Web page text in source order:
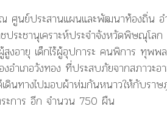
พิษณุโลก
ศูนย์ประสานแผนและพัฒนาท้องถิ่น
ประชานุเคราะห์ประจำจังหวัดพิษณุโ
อายุ เด็กไร้ผู้อุปการะ คนพิการ ทุพพ
อำเภอวังทอง ที่ประสบภัยจากสภาว
นทางไปมอบผ้าห่มกันหนาวให้กับรา
ะการ อีก จำนวน 750 ผืน